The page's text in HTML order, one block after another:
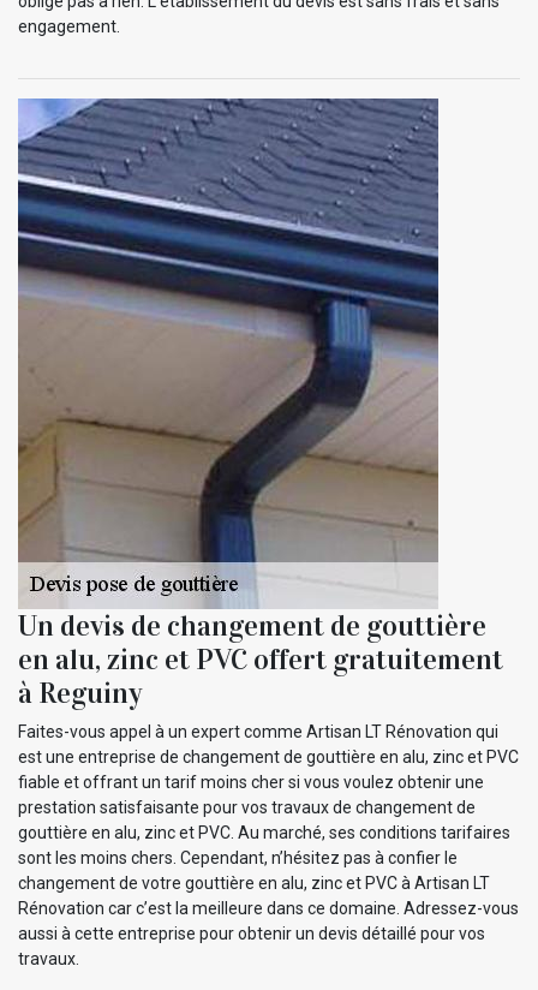
engagement.
Un devis de changement de gouttière
en alu, zinc et PVC offert gratuitement
à Reguiny
Faites-vous appel à un expert comme Artisan LT Rénovation qui
est une entreprise de changement de gouttière en alu, zinc et PVC
fiable et offrant un tarif moins cher si vous voulez obtenir une
prestation satisfaisante pour vos travaux de changement de
gouttière en alu, zinc et PVC. Au marché, ses conditions tarifaires
sont les moins chers. Cependant, n’hésitez pas à confier le
changement de votre gouttière en alu, zinc et PVC à Artisan LT
Rénovation car c’est la meilleure dans ce domaine. Adressez-vous
aussi à cette entreprise pour obtenir un devis détaillé pour vos
travaux.